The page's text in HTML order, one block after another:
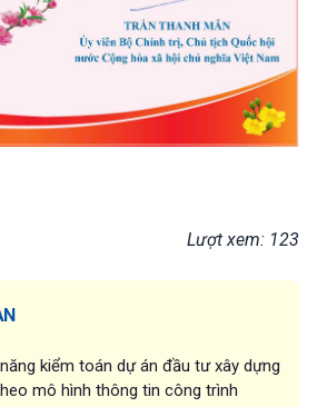
Lượt xem: 123
kiểm toán dự án đầu tư xây dựng
mô hình thông tin công trình